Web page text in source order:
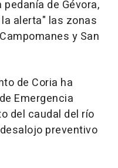
de Gévora,
alerta" las zonas
y San
de Coria ha
Emergencia
del caudal del río
preventivo